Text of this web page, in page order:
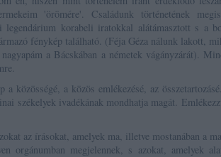
'örömére'. Családunk történetének
korabeli iratokkal alátámasztott s a
fénykép található. (Féja Géza nálunk lakott,
a Bácskában a németek vágányzárát).
közösségé, a közös emlékezésé, az
székelyek ivadékának mondhatja magát.
az írásokat, amelyek ma, illetve mostanában a
orgánumban megjelennek, s azokat, amelyek